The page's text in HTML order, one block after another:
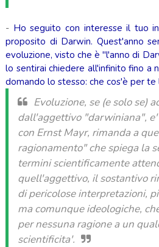
- Ho seguito con interesse il tuo
proposito di Darwin. Quest'anno
evoluzione, visto che è "l'anno di
lo sentirai chiedere all'infinito fino a
domando lo stesso: che cos'è per te
Evoluzione, se (e solo se)
dall'aggettivo "darwiniana",
con Ernst Mayr, rimanda a
ragionamento" che spiega la
termini scientificamente
quell'aggettivo, il sostantivo
dipericolose interpretazioni,
ma comunque ideologiche,
per nessuna ragione a un
scientificita'.